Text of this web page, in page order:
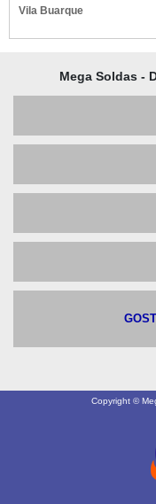
Vila Buarque
Mega Soldas -
Copyright ©